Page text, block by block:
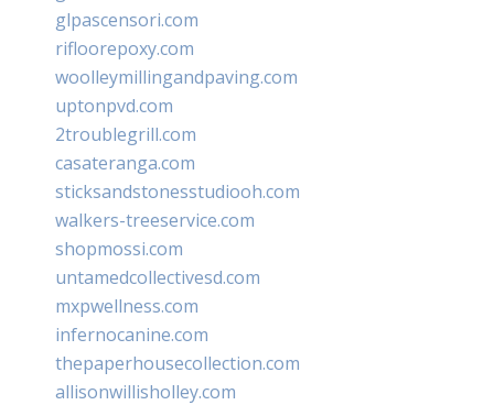
glpascensori.com
rifloorepoxy.com
woolleymillingandpaving.com
uptonpvd.com
2troublegrill.com
casateranga.com
sticksandstonesstudiooh.com
walkers-treeservice.com
shopmossi.com
untamedcollectivesd.com
mxpwellness.com
infernocanine.com
thepaperhousecollection.com
allisonwillisholley.com